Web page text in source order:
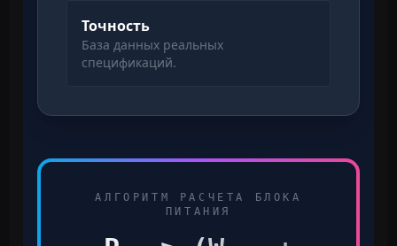
Точность
База данных реальных
спецификаций.
АЛГОРИТМ РАСЧЕТА БЛОКА
ПИТАНИЯ